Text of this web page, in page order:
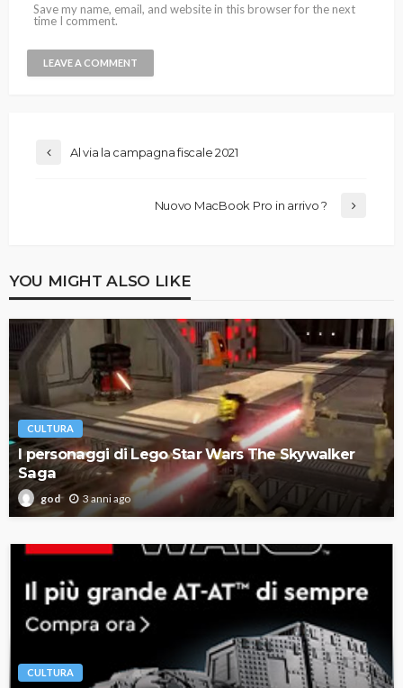
Save my name, email, and website in this browser for the next
time I comment.
Al via la campagna fiscale 2021
Nuovo MacBook Pro in arrivo ?
YOU MIGHT ALSO LIKE
CULTURA
I personaggi di Lego Star Wars The Skywalker
Saga
god 3 anni ago
CULTURA